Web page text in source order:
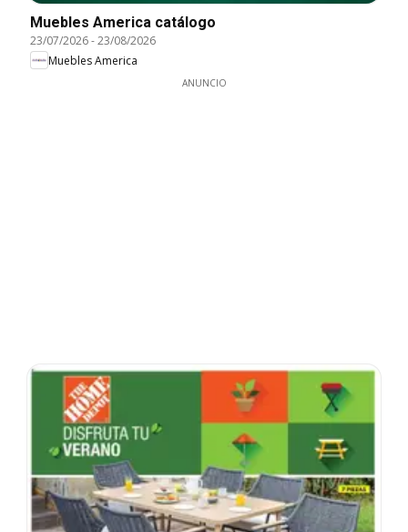
Muebles America catálogo
23/07/2026-23/08/2026
Muebles America
ANUNCIO